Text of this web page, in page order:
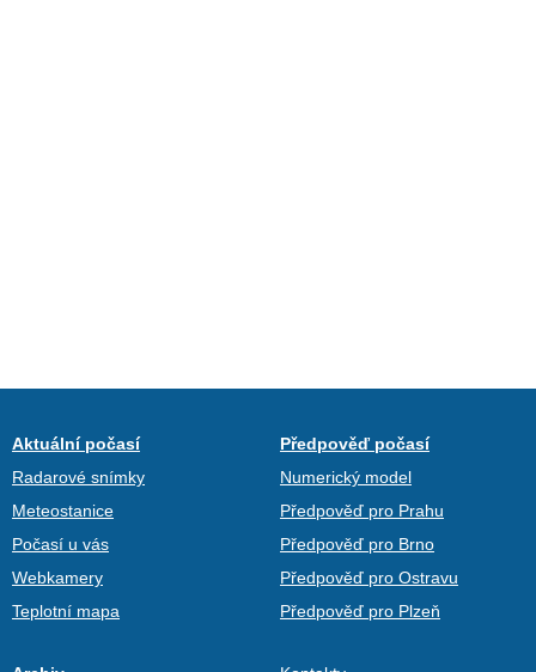
Aktuální počasí
Radarové snímky
Meteostanice
Počasí u vás
Webkamery
Teplotní mapa
Předpověď počasí
Numerický model
Předpověď pro Prahu
Předpověď pro Brno
Předpověď pro Ostravu
Předpověď pro Plzeň